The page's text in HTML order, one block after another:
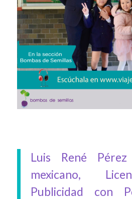
Luis René
mexicano,
Publicidad con